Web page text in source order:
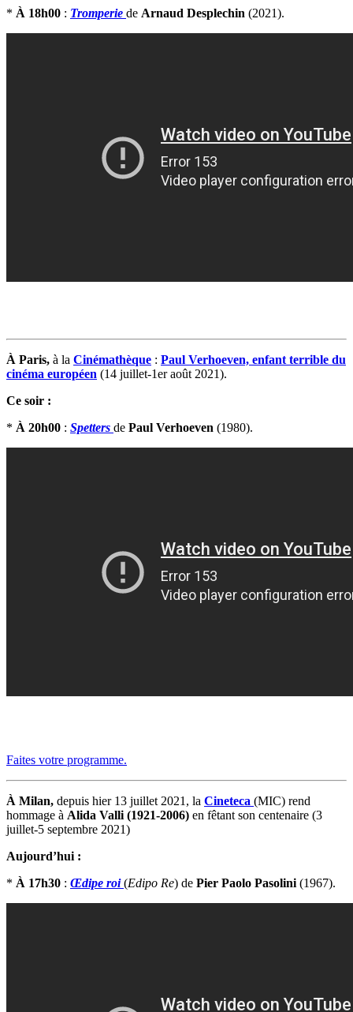
* À 18h00 : Tromperie de Arnaud Desplechin (2021).
À Paris, à la Cinémathèque : Paul Verhoeven, enfant terrible du
cinéma européen (14 juillet-1er août 2021).
Ce soir :
* À 20h00 : Spetters de Paul Verhoeven (1980).
Faites votre programme.
À Milan, depuis hier 13 juillet 2021, la Cineteca (MIC) rend
hommage à Alida Valli (1921-2006) en fêtant son centenaire (3
juillet-5 septembre 2021)
Aujourd’hui :
* À 17h30 : Œdipe roi (Edipo Re) de Pier Paolo Pasolini (1967).